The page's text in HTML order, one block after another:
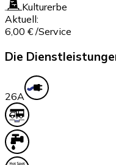
Kulturerbe
Aktuell:
6,00 € /Service
Die
26A